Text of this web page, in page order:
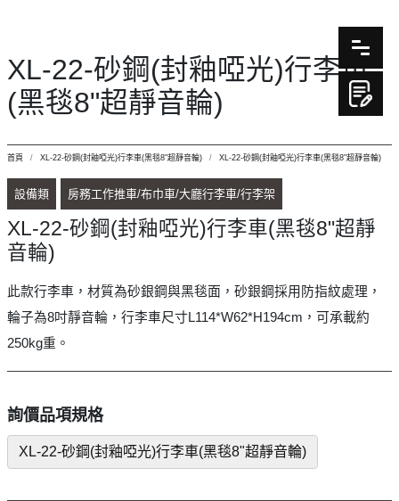
XL-22-砂鋼(封釉啞光)行李車
(黑毯8"超靜音輪)
首頁 XL-22-砂鋼(封釉啞光)行李車(黑毯8"超靜音輪) XL-22-砂鋼(封釉啞光)行李車(黑毯8"超靜音輪)
設備類 房務工作推車/布巾車/大廳行李車/行李架
XL-22-砂鋼(封釉啞光)行李車(黑毯8"超靜
音輪)
此款行李車，材質為砂銀鋼與黑毯面，砂銀鋼採用防指紋處理，
輪子為8吋靜音輪，行李車尺寸L114*W62*H194cm，可承載約
250kg重。
詢價品項規格
XL-22-砂鋼(封釉啞光)行李車(黑毯8"超靜音輪)